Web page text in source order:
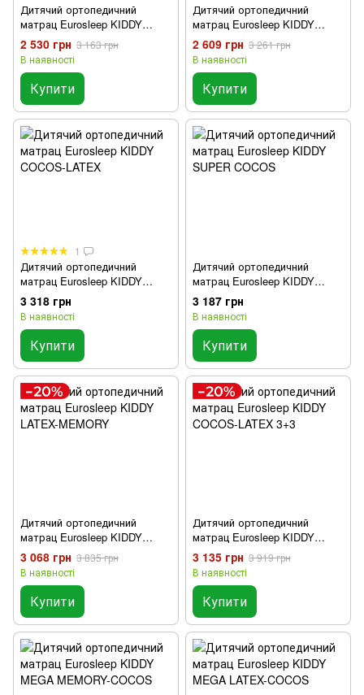
Дитячий ортопедичний
матрац Eurosleep KIDDY
VISCO-СOСOS
2 530 грн 3 163 грн
В наявності
Купити
Дитячий ортопедичний
матрац Eurosleep KIDDY
COCOS-MEMORY
2 609 грн 3 261 грн
В наявності
Купити
1
Дитячий ортопедичний
матрац Eurosleep KIDDY
COCOS-LATEX
3 318 грн
В наявності
Купити
Дитячий ортопедичний
матрац Eurosleep KIDDY
SUPER COCOS
3 187 грн
В наявності
Купити
Дитячий ортопедичний
матрац Eurosleep KIDDY
LATEX-MEMORY
3 068 грн 3 835 грн
В наявності
Купити
Дитячий ортопедичний
матрац Eurosleep KIDDY
COCOS-LATEX 3+3
3 135 грн 3 919 грн
В наявності
Купити